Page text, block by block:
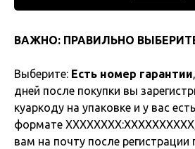
ВАЖНО: ПРАВИЛЬНО
Выберите: Есть номер гарантии
дней после покупки вы
куаркоду на упаковке и у вас
формате
вам на почту после регистрации